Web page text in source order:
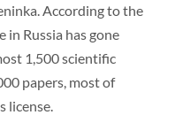
According to the
in Russia has gone
1,500 scientific
papers, most of
license.